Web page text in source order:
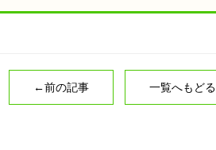
←前の記事 一覧へもどる